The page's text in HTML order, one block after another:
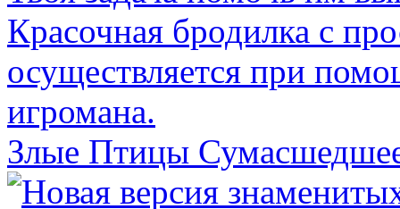
Злые Птицы